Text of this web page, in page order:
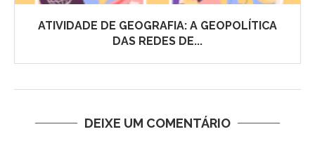
ATIVIDADE DE GEOGRAFIA: A GEOPOLÍTICA
DAS REDES DE...
DEIXE UM COMENTÁRIO